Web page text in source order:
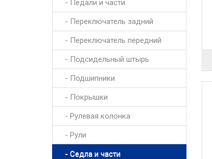
- Педали и части
- Переключатель задний
- Переключатель передний
- Подсидельный штырь
- Подшипники
- Покрышки
- Рулевая колонка
- Рули
- Седла и части